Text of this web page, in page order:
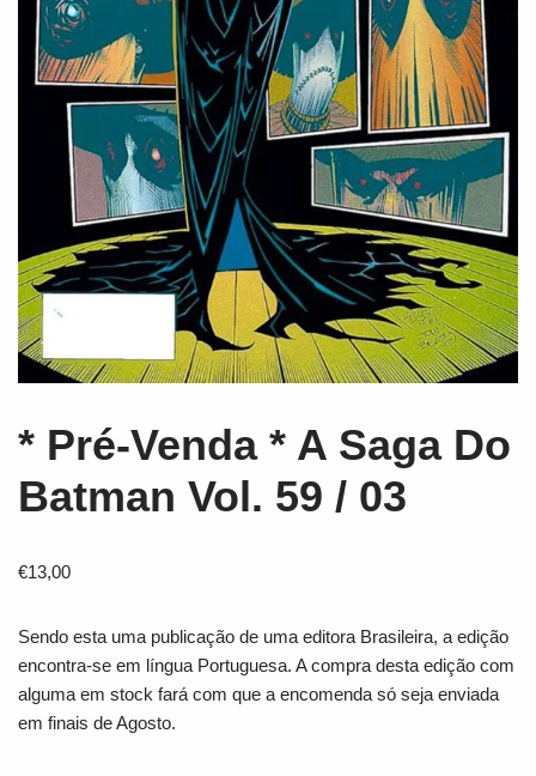
* Pré-Venda * A Saga Do
Batman Vol. 59 / 03
€13,00
Sendo esta uma publicação de uma editora Brasileira, a edição
encontra-se em língua Portuguesa. A compra desta edição com
alguma em stock fará com que a encomenda só seja enviada
em finais de Agosto.